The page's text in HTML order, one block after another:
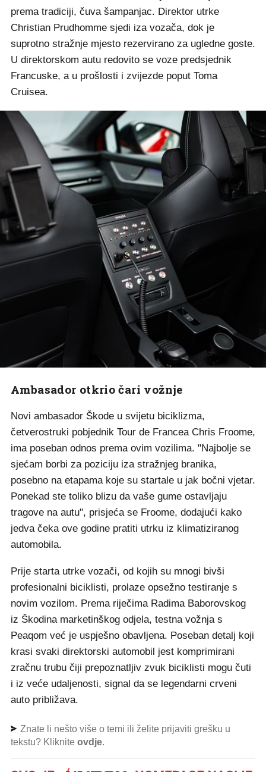
prema tradiciji, čuva šampanjac. Direktor utrke
Christian Prudhomme sjedi iza vozača, dok je
suprotno stražnje mjesto rezervirano za ugledne goste.
U direktorskom autu redovito se voze predsjednik
Francuske, a u prošlosti i zvijezde poput Toma
Cruisea.
Ambasador otkrio čari vožnje
Novi ambasador Škode u svijetu biciklizma,
četverostruki pobjednik Tour de Francea Chris Froome,
ima poseban odnos prema ovim vozilima. "Najbolje se
sjećam borbi za poziciju iza stražnjeg branika,
posebno na etapama koje su startale u jak bočni vjetar.
Ponekad ste toliko blizu da vaše gume ostavljaju
tragove na autu", prisjeća se Froome, dodajući kako
jedva čeka ove godine pratiti utrku iz klimatiziranog
automobila.
Prije starta utrke vozači, od kojih su mnogi bivši
profesionalni biciklisti, prolaze opsežno testiranje s
novim vozilom. Prema riječima Radima Baborovskog
iz Škodina marketinškog odjela, testna vožnja s
Peaqom već je uspješno obavljena. Poseban detalj koji
krasi svaki direktorski automobil jest komprimirani
zračnu trubu čiji prepoznatljiv zvuk biciklisti mogu čuti
i iz veće udaljenosti, signal da se legendarni crveni
auto približava.
Znate li nešto više o temi ili želite prijaviti grešku u
tekstu? Kliknite ovdje.